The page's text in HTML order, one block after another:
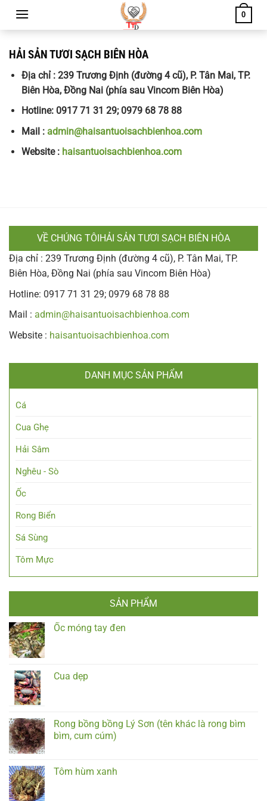
dung
0
HẢI SẢN TƯƠI SẠCH BIÊN HÒA
Địa chỉ : 239 Trương Định (đường 4 cũ), P. Tân Mai, TP.
Biên Hòa, Đồng Nai (phía sau Vincom Biên Hòa)
Hotline: 0917 71 31 29; 0979 68 78 88
Mail : admin@haisantuoisachbienhoa.com
Website : haisantuoisachbienhoa.com
VỀ CHÚNG TÔIHẢI SẢN TƯƠI SẠCH BIÊN HÒA
Địa chỉ : 239 Trương Định (đường 4 cũ), P. Tân Mai, TP.
Biên Hòa, Đồng Nai (phía sau Vincom Biên Hòa)
Hotline: 0917 71 31 29; 0979 68 78 88
Mail : admin@haisantuoisachbienhoa.com
Website : haisantuoisachbienhoa.com
DANH MỤC SẢN PHẨM
Cá
Cua Ghẹ
Hải Sâm
Nghêu - Sò
Ốc
Rong Biển
Sá Sùng
Tôm Mực
SẢN PHẨM
Ốc móng tay đen
Cua dẹp
Rong bồng bồng Lý Sơn (tên khác là rong bìm
bìm, cum cúm)
Tôm hùm xanh